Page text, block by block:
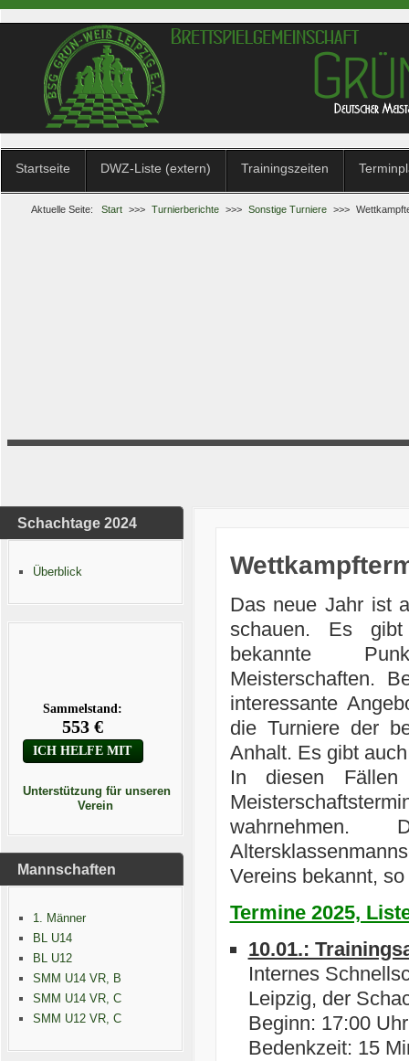
Startseite DWZ-Liste (extern) Trainingszeiten
Aktuelle Seite: Start >>> Turnierberichte >>> Sonstige Turniere >>>
Schachtage 2024
Überblick
Unterstützung für unseren
Verein
Mannschaften
1. Männer
BL U14
BL U12
SMM U14 VR, B
SMM U14 VR, C
SMM U12 VR, C
Das neue Jahr ist
schauen. Es gibt
bekannte
Meisterschaften.
interessante
die Turniere der
Anhalt. Es gibt
In diesen
Vereins bekannt,
Termine 2025,
10.01.:
Internes
Leipzig, der
Beginn: 17:00
Bedenkzeit: 15